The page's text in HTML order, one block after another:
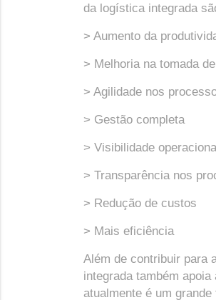
da logística integrada
> Aumento da
> Melhoria na tomada
> Agilidade nos
> Gestão completa
> Visibilidade
> Transparência nos
> Redução de custos
> Mais eficiência
Além de contribuir para
integrada também
atualmente é um